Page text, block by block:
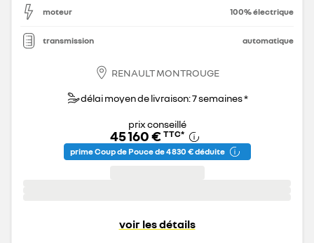
moteur 100% électrique
transmission automatique
RENAULT MONTROUGE
délai moyen de livraison: 7 semaines *
prix conseillé
45 160 € TTC*
prime Coup de Pouce de 4 830 € déduite
voir les détails